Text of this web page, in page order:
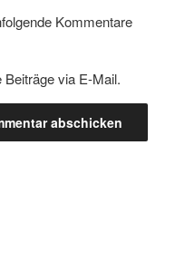
Kommentare
via E-Mail.